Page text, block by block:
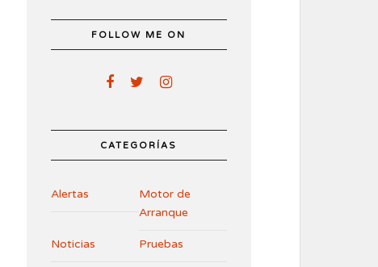
FOLLOW ME ON
CATEGORÍAS
Alertas
Motor de
Arranque
Noticias Pruebas